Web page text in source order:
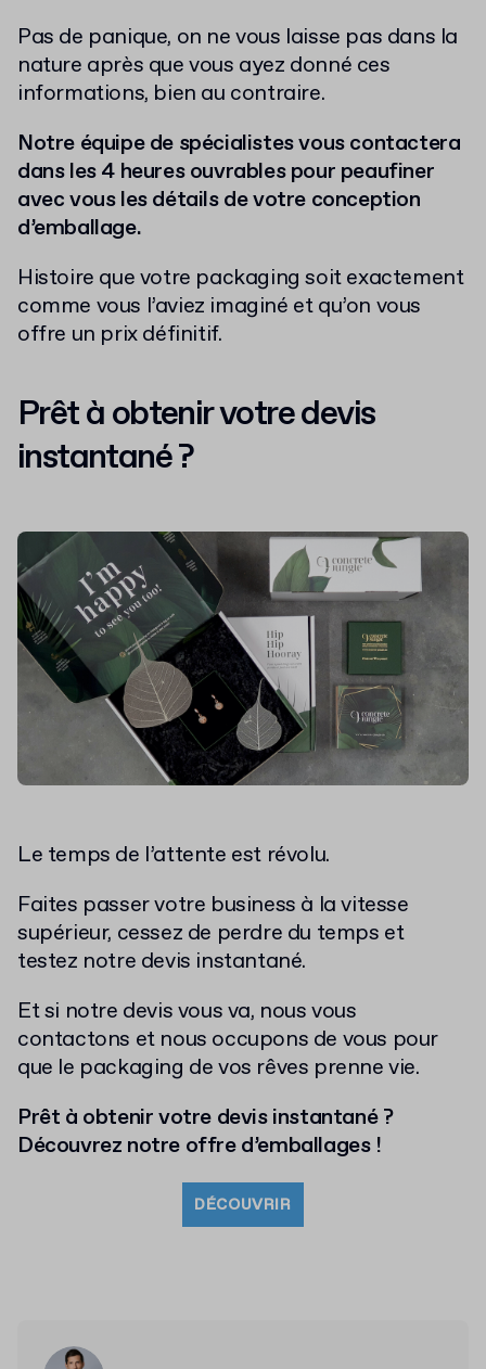
Pas de panique, on ne vous laisse pas dans la
nature après que vous ayez donné ces
informations, bien au contraire.
Notre équipe de spécialistes vous contactera
dans les 4 heures ouvrables pour peaufiner
avec vous les détails de votre conception
d’emballage.
Histoire que votre packaging soit exactement
comme vous l’aviez imaginé et qu’on vous
offre un prix définitif.
Prêt à obtenir votre devis
instantané ?
Le temps de l’attente est révolu.
Faites passer votre business à la vitesse
supérieur, cessez de perdre du temps et
testez notre devis instantané.
Et si notre devis vous va, nous vous
contactons et nous occupons de vous pour
que le packaging de vos rêves prenne vie.
Prêt à obtenir votre devis instantané ?
Découvrez notre offre d’emballages !
DÉCOUVRIR